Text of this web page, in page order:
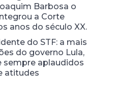
Barbosa o
a Corte
anos do século XX.
do STF: a mais
do governo Lula,
sempre aplaudidos
atitudes